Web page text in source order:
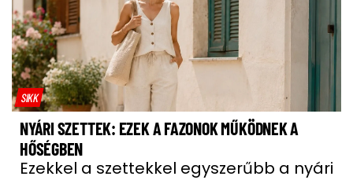
SIKK
NYÁRI SZETTEK: EZEK A FAZONOK MŰKÖDNEK A
HŐSÉGBEN
Ezekkel a szettekkel egyszerűbb a nyári